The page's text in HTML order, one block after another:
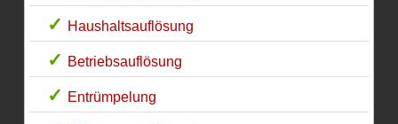
Haushaltsauflösung
Betriebsauflösung
Entrümpelung